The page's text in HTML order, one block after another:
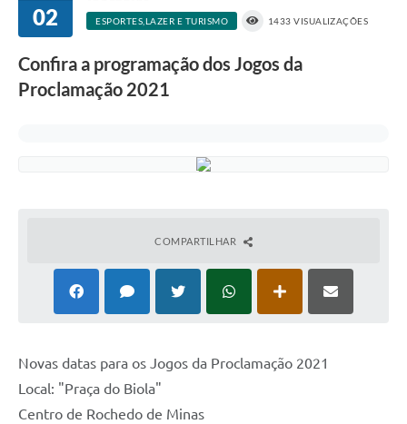
02 ESPORTES,LAZER E TURISMO 1433 VISUALIZAÇÕES
Confira a programação dos Jogos da
Proclamação 2021
COMPARTILHAR
Novas datas para os Jogos da Proclamação 2021
Local: "Praça do Biola"
Centro de Rochedo de Minas